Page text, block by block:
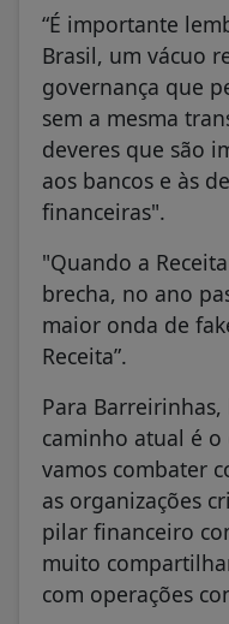
“É importante
Brasil, um vácuo
governança que
sem a mesma
deveres que são
aos bancos e às
financeiras".
"Quando a
brecha, no ano
maior onda de
Receita”.
Para
caminho atual é o
vamos combater
as organizações
pilar financeiro
muito
com operações